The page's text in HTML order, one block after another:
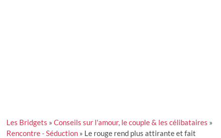
Les Bridgets »Conseils sur l'amour, le couple & les célibataires »
Rencontre - Séduction » Le rouge rend plus attirante et fait